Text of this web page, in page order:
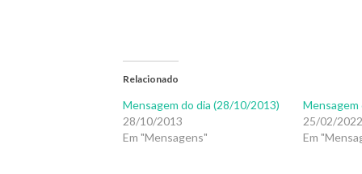
Relacionado
Mensagem do dia (28/10/2013)
28/10/2013
Em "Mensagens"
Mensagem
25/02/2022
Em